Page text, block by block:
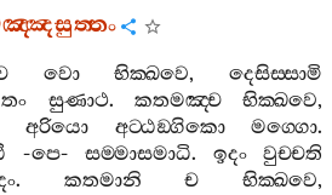
වො භික‍්ඛවෙ, දෙසිස‍්සාමි
තං සුණාථ. කතමඤ‍්ච භික‍්ඛවෙ,
අරියො අට‍්ඨඞ‍්ගිකො මග‍්ගො.
-පෙ-සම‍්මාසමාධි. ඉදං
වුච‍්චති
. කතමානි ච භික‍්ඛවෙ,